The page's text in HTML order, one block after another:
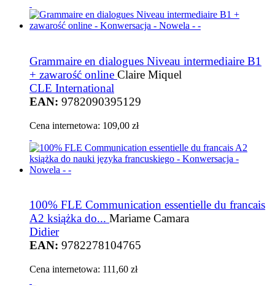
Grammaire en dialogues Niveau intermediaire B1
+ zawarość online Claire Miquel
CLE International
EAN: 9782090395129
Cena internetowa: 109,00 zł
100% FLE Communication essentielle du francais
A2 książka do... Mariame Camara
Didier
EAN: 9782278104765
Cena internetowa: 111,60 zł